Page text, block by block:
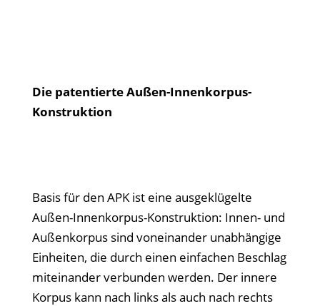
Die patentierte Außen-Innenkorpus-
Konstruktion
Basis für den APK ist eine ausgeklügelte
Außen-Innenkorpus-Konstruktion: Innen- und
Außenkorpus sind voneinander unabhängige
Einheiten, die durch einen einfachen Beschlag
miteinander verbunden werden. Der innere
Korpus kann nach links als auch nach rechts